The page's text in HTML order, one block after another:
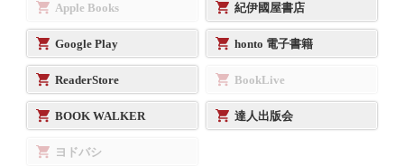
Apple Books 紀伊國屋書店
Google Play honto 電子書籍
ReaderStore BookLive
BOOK WALKER 達人出版会
ヨドバシ